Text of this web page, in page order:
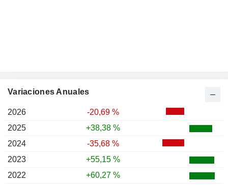
Variaciones Anuales
2026
-20,69 %
2025
+38,38 %
2024
-35,68 %
2023
+55,15 %
2022
+60,27 %